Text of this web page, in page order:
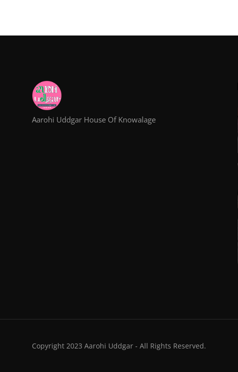
Aarohi Uddgar House Of Knowalage
Copyright 2023 Aarohi Uddgar - All Rights Reserved.